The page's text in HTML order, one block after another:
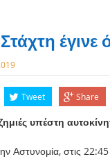
έγινε
Tweet Share
υπέστη
Αστυνομία, στις 22:45